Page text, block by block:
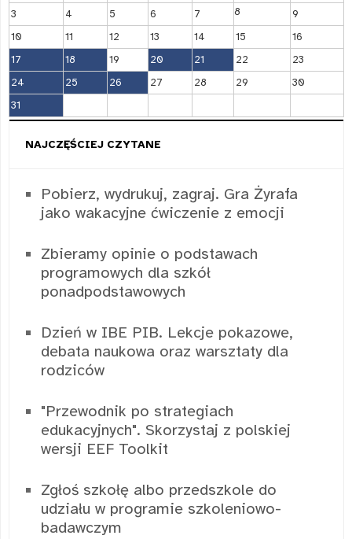
3
4 5 6 7 8
9
10
11 12 13 14 15
16
17
18 19 20 21 22
23
24
25 26 27 28 29
30
31
NAJCZĘŚCIEJ CZYTANE
Pobierz, wydrukuj, zagraj. Gra Żyrafa
jako wakacyjne ćwiczenie z emocji
Zbieramy opinie o podstawach
programowych dla szkół
ponadpodstawowych
Dzień w IBE PIB. Lekcje pokazowe,
debata naukowa oraz warsztaty dla
rodziców
"Przewodnik po strategiach
edukacyjnych". Skorzystaj z polskiej
wersji EEF Toolkit
Zgłoś szkołę albo przedszkole do
udziału w programie szkoleniowo-
badawczym